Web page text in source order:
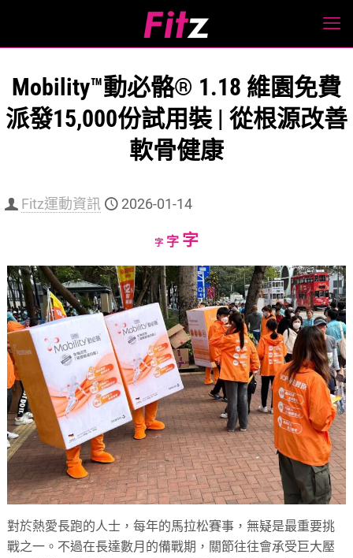
Mobility™動必骼® 1.18 維園免費
派發15,000份試用裝 | 從根源改善
軟骨健康
Fitz運動資訊 2026-01-14
字Decrease
size.
字Reset
size.
字Increase
size.
對於熱愛長跑的人士，每年的馬拉松賽事，無疑是最重要挑
戰之一。不過在長達數月的備戰期，關節往往會承受巨大壓